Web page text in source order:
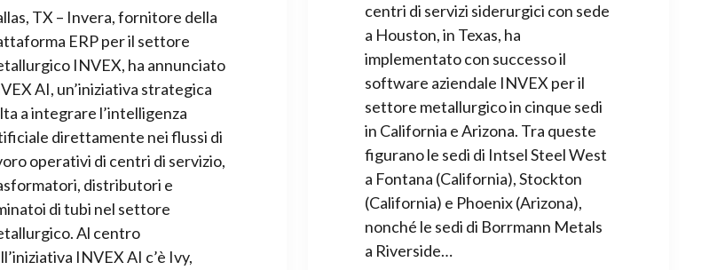
TX – Invera, fornitore della
ERP per il settore
INVEX, ha annunciato
AI, un’iniziativa strategica
a integrare l’intelligenza
direttamente nei flussi di
operativi di centri di servizio,
distributori e
di tubi nel settore
Al centro
INVEX AI c’è Ivy,
centri di servizi siderurgici con sede
a Houston, in Texas, ha
implementato con successo il
software aziendale INVEX per il
settore metallurgico in cinque sedi
in California e Arizona. Tra queste
figurano le sedi di Intsel Steel West
a Fontana (California), Stockton
(California) e Phoenix (Arizona),
nonché le sedi di Borrmann Metals
a Riverside…